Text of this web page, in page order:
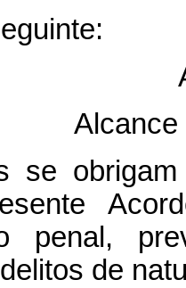
Alcance
se
penal,
de